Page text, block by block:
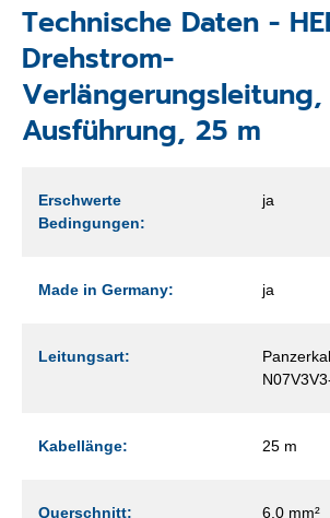
Technische Daten -
Drehstrom-
Ausführung, 25 m
Erschwerte
Bedingungen:
ja
Made in Germany: ja
Leitungsart:
Kabellänge: 25 m
Querschnitt: 6,0 mm²